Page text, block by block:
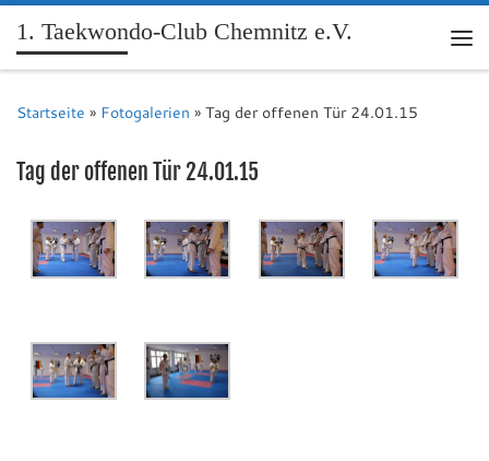
1. Taekwondo-Club Chemnitz e.V.
Startseite » Fotogalerien » Tag der offenen Tür 24.01.15
Tag der offenen Tür 24.01.15